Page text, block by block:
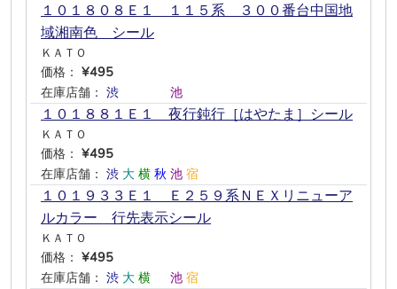
１０１８０８Ｅ１ １１５系 ３００番台中国地
域湘南色 シール
ＫＡＴＯ
価格： ¥495
在庫店舗： 渋 池
１０１８８１Ｅ１ 夜行鈍行［はやたま］シール
ＫＡＴＯ
価格： ¥495
在庫店舗： 渋 大 横 秋 池 宿
１０１９３３Ｅ１ Ｅ２５９系ＮＥＸリニューア
ルカラー 行先表示シール
ＫＡＴＯ
価格： ¥495
在庫店舗： 渋 大 横 池 宿